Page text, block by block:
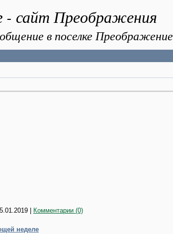
- сайт Преображения
в поселке Преображение
Комментарии (0)
неделе